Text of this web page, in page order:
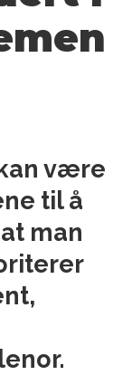
være
til å
man